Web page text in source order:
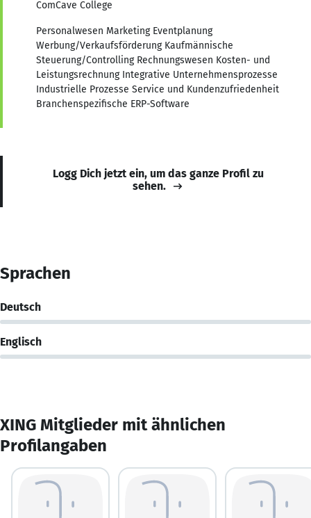
ComCave College
Personalwesen Marketing Eventplanung
Werbung/Verkaufsförderung Kaufmännische
Steuerung/Controlling Rechnungswesen Kosten- und
Leistungsrechnung Integrative Unternehmensprozesse
Industrielle Prozesse Service und Kundenzufriedenheit
Branchenspezifische ERP-Software
Logg Dich jetzt ein, um das ganze Profil zu
sehen.
Sprachen
Deutsch
Englisch
XING Mitglieder mit ähnlichen
Profilangaben